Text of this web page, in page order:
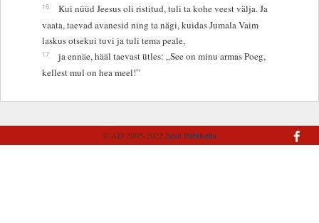
16
Kui nüüd Jeesus oli ristitud, tuli ta kohe veest välja. Ja
vaata, taevad avanesid ning ta nägi, kuidas Jumala Vaim
laskus otsekui tuvi ja tuli tema peale,
17
ja ennäe, hääl taevast ütles: „See on minu armas Poeg,
kellest mul on hea meel!”
© AD 2005-2022Eesti Piibliselts